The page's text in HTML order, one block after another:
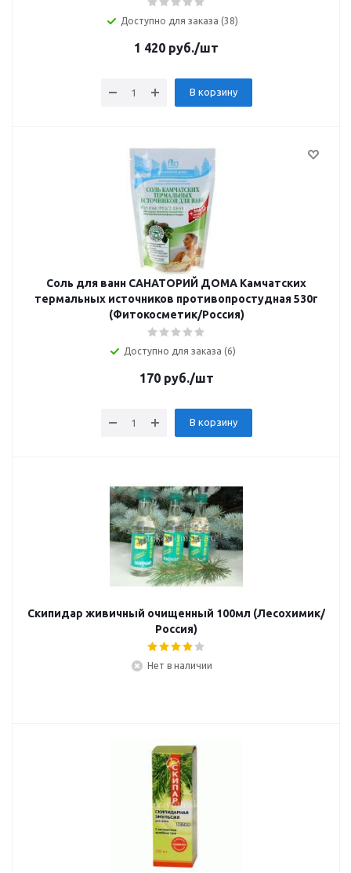
Доступно для заказа (38)
1 420 руб./шт
В корзину
Соль для ванн САНАТОРИЙ ДОМА Камчатских
термальных источников противопростудная 530г
(Фитокосметик/Россия)
Доступно для заказа (6)
170руб./шт
В корзину
Скипидар живичный очищенный 100мл (Лесохимик/
Россия)
Нет в наличии